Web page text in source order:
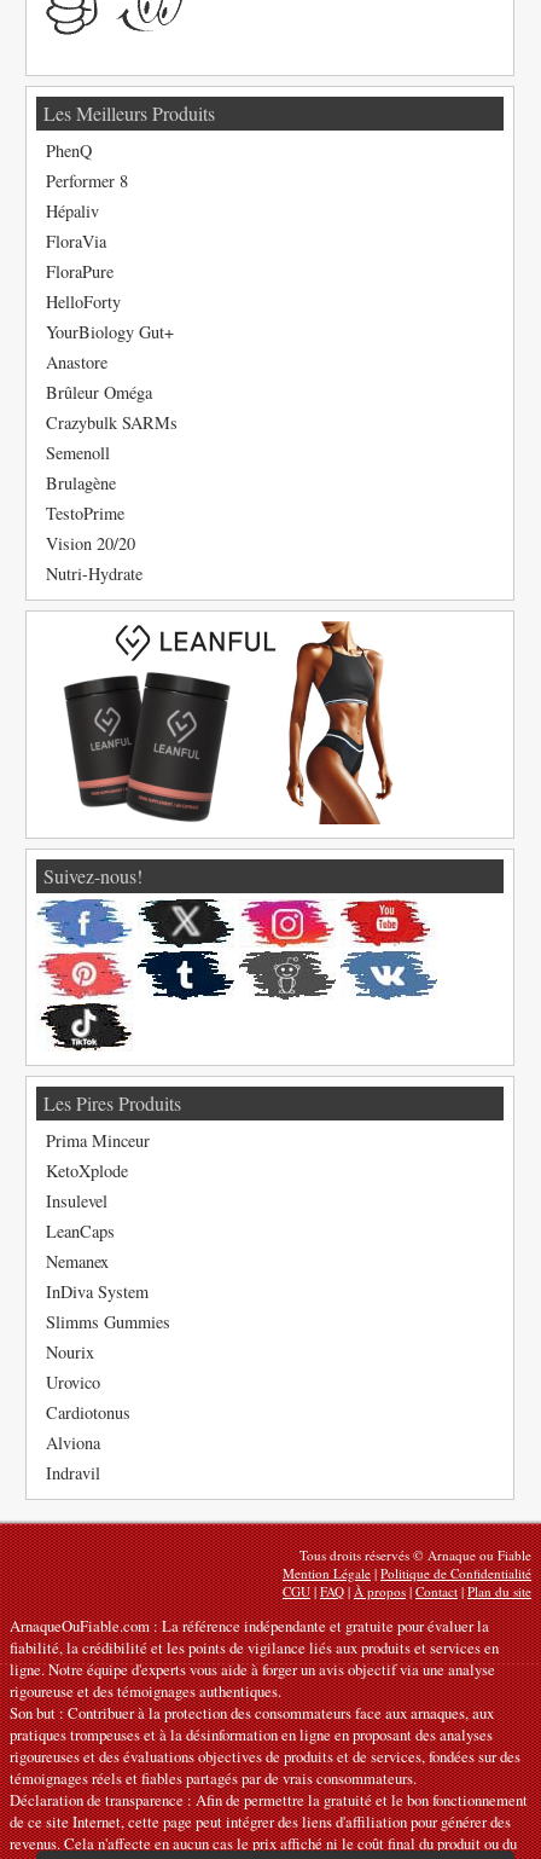
Les Meilleurs Produits
PhenQ
Performer 8
Hépaliv
FloraVia
FloraPure
HelloForty
YourBiology Gut+
Anastore
Brûleur Oméga
Crazybulk SARMs
Semenoll
Brulagène
TestoPrime
Vision 20/20
Nutri-Hydrate
Suivez-nous!
Les Pires Produits
Prima Minceur
KetoXplode
Insulevel
LeanCaps
Nemanex
InDiva System
Slimms Gummies
Nourix
Urovico
Cardiotonus
Alviona
Indravil
Tous droits réservés © Arnaque ou Fiable
Mention Légale|Politique de Confidentialité
CGU|FAQ|À propos|Contact|Plan du site
ArnaqueOuFiable.com : La référence indépendante et gratuite pour évaluer la
fiabilité, la crédibilité et les points de vigilance liés aux produits et services en
ligne. Notre équipe d'experts vous aide à forger un avis objectif via une analyse
rigoureuse et des témoignages authentiques.
Son but : Contribuer à la protection des consommateurs face aux arnaques, aux
pratiques trompeuses et à la désinformation en ligne en proposant des analyses
rigoureuses et des évaluations objectives de produits et de services, fondées sur des
témoignages réels et fiables partagés par de vrais consommateurs.
Déclaration de transparence : Afin de permettre la gratuité et le bon fonctionnement
de ce site Internet, cette page peut intégrer des liens d'affiliation pour générer des
revenus. Cela n'affecte en aucun cas le prix affiché ni le coût final du produit ou du